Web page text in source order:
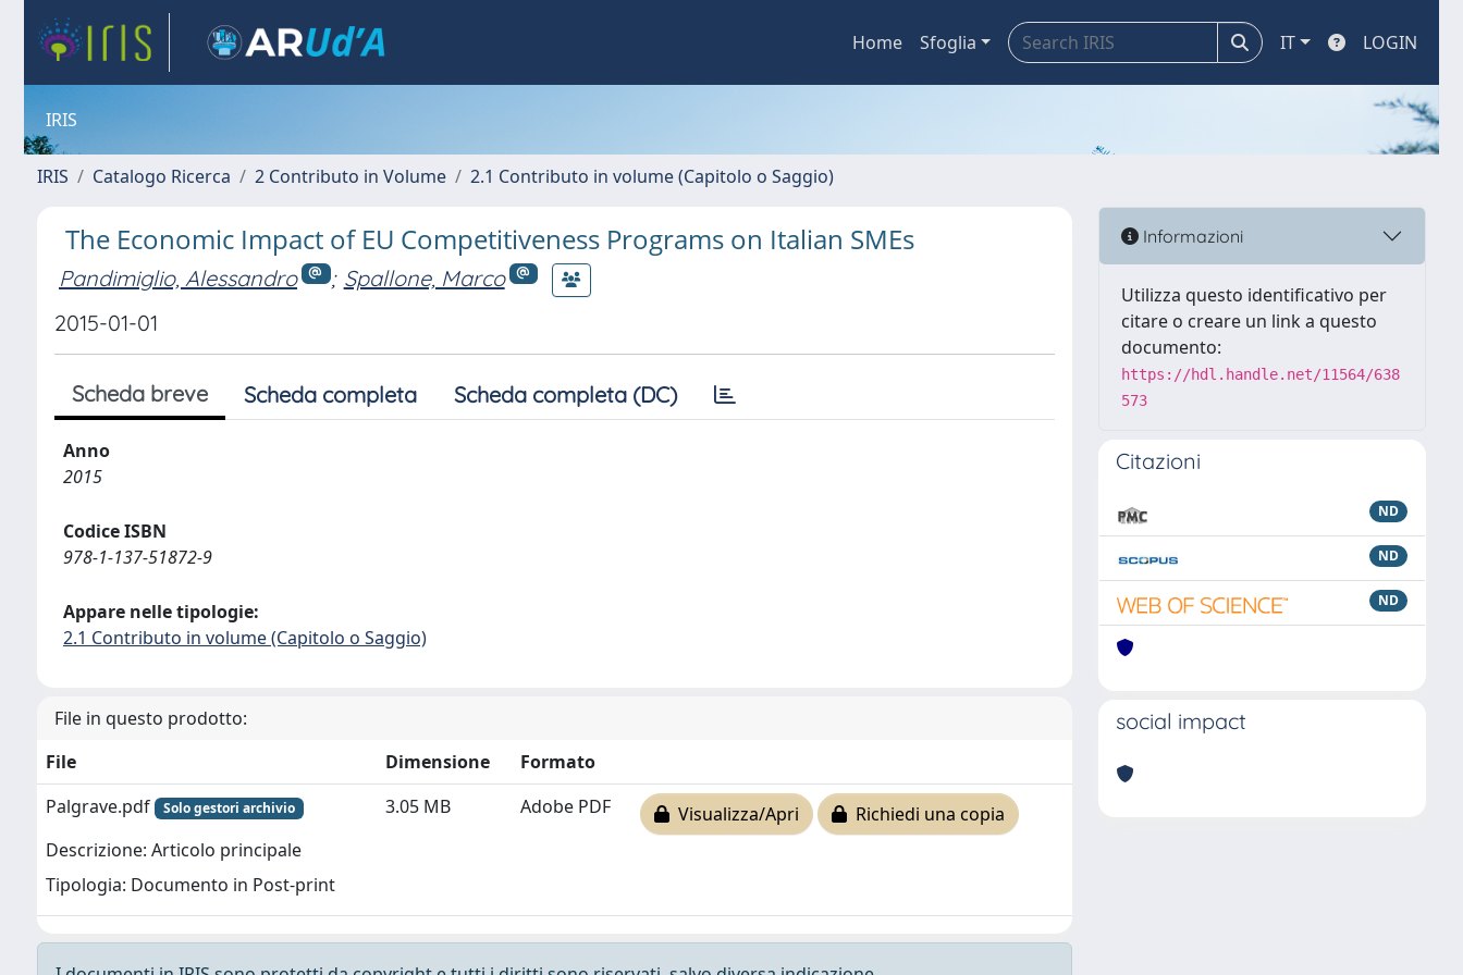
Home Sfoglia IT LOGIN
IRIS
IRIS Catalogo Ricerca 2 Contributo in Volume 2.1 Contributo in volume (Capitolo o Saggio)
The Economic Impact of EU Competitiveness Programs on Italian SMEs
Pandimiglio, Alessandro ; Spallone, Marco
2015-01-01
Scheda breve Scheda completa Scheda completa (DC)
Anno
2015
Codice ISBN
978-1-137-51872-9
Appare nelle tipologie:
2.1 Contributo in volume (Capitolo o Saggio)
File in questo prodotto:
File
Dimensione
Formato
Palgrave.pdf
Solo gestori archivio
Descrizione: Articolo principale
Tipologia: Documento in Post-print
3.05 MB Adobe PDF Visualizza/Apri Richiedi una copia
Informazioni
Utilizza questo identificativo per
citare o creare un link a questo
documento:
https://hdl.handle.net/11564/638
573
Citazioni
ND
ND
ND
social impact